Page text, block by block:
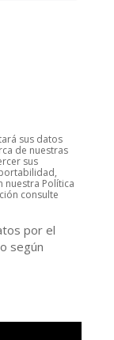
sus datos
de nuestras
sus
nuestra Política
consulte
por el
según